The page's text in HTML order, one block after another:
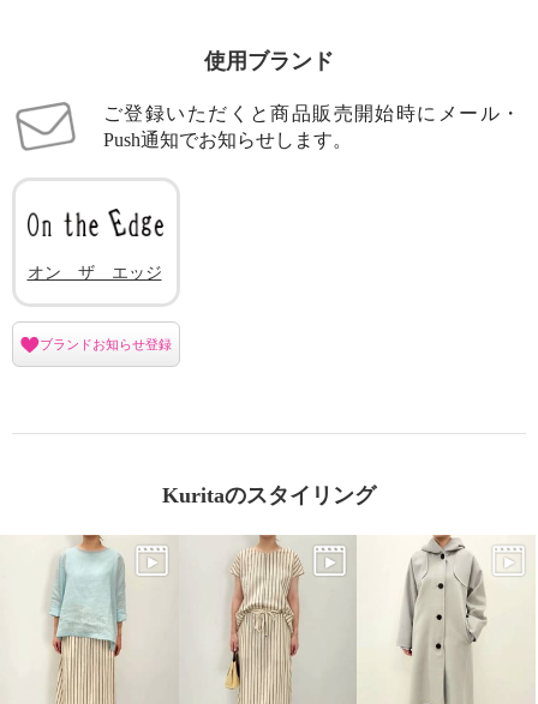
使用ブランド
ご登録いただくと商品販売開始時にメール・
Push通知でお知らせします。
オン ザ エッジ
ブランドお知らせ登録
Kuritaのスタイリング